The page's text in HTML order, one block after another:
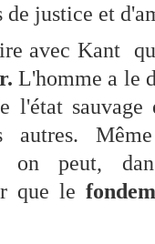
de justice et
avec Kant
L'homme a le
l'état
autres.
on peut,
que le